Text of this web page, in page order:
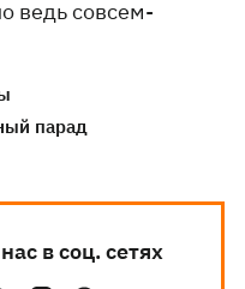
ведь совсем-
парад
в соц. сетях